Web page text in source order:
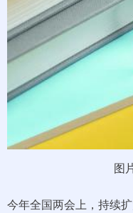
图
今年全国两会上，持续